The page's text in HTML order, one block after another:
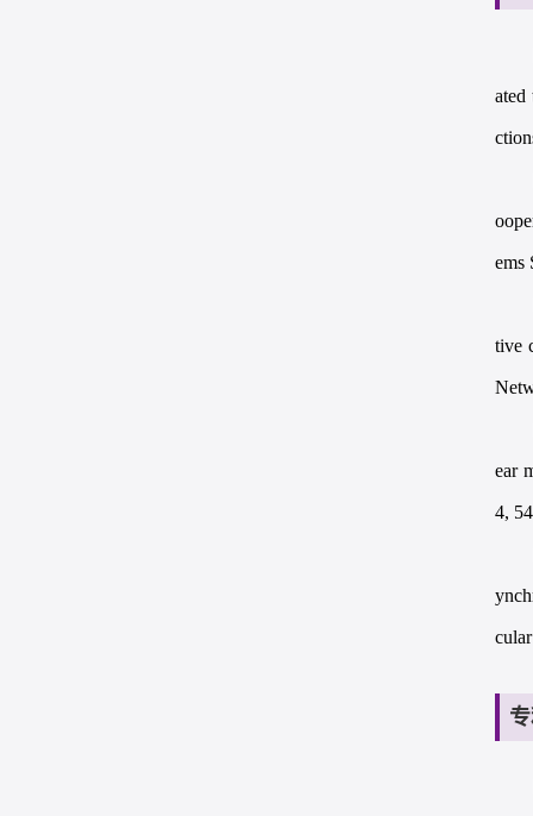
ated
ems
tive
ear
4,
专